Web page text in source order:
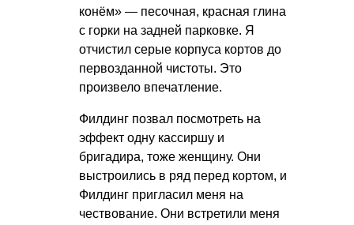
конём» — песочная, красная глина
с горки на задней парковке. Я
отчистил серые корпуса кортов до
первозданной чистоты. Это
произвело впечатление.
Филдинг позвал посмотреть на
эффект одну кассиршу и
бригадира, тоже женщину. Они
выстроились в ряд перед кортом, и
Филдинг пригласил меня на
чествование. Они встретили меня